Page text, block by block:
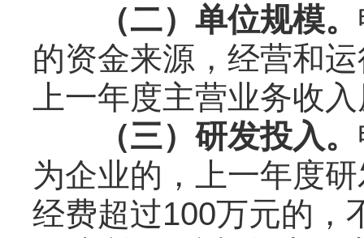
（二）单位规模。
的资金来源，经营和
上一年度主营业务收
（三）研发投入。
为企业的，上一年度
经费超过100万元的，